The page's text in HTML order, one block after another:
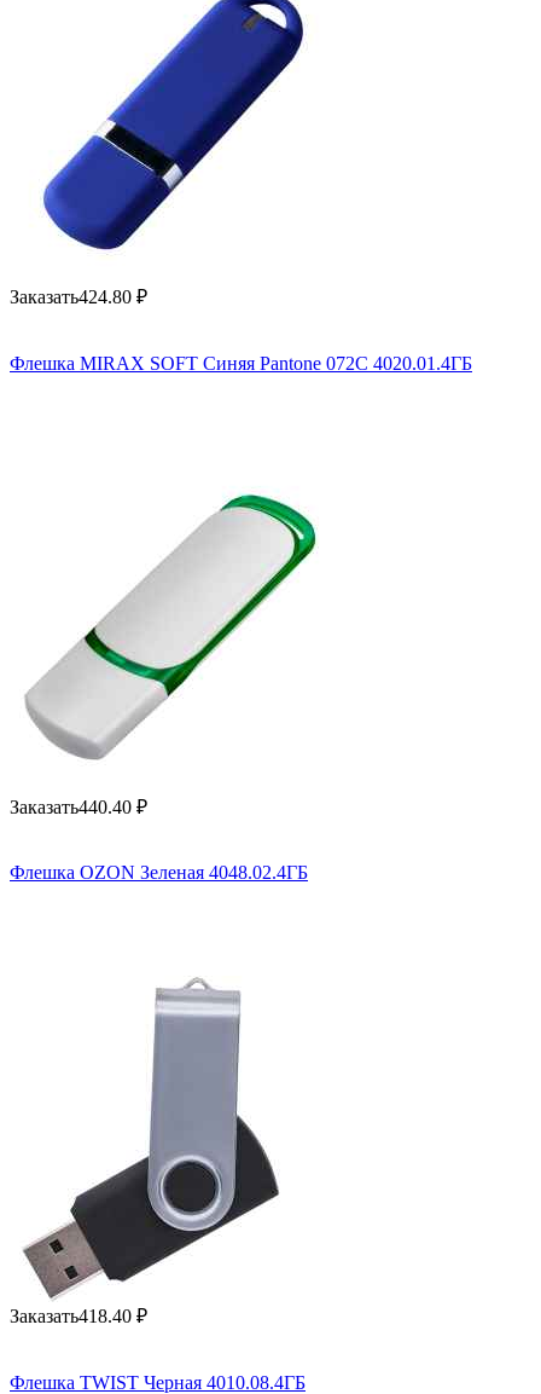
Заказать424.80 ₽
Флешка MIRAX SOFT Синяя Pantone 072C 4020.01.4ГБ
Заказать440.40 ₽
Флешка OZON Зеленая 4048.02.4ГБ
Заказать418.40 ₽
Флешка TWIST Черная 4010.08.4ГБ